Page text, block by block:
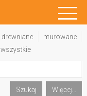
drewniane
murowane
wszystkie
Szukaj Więcej...